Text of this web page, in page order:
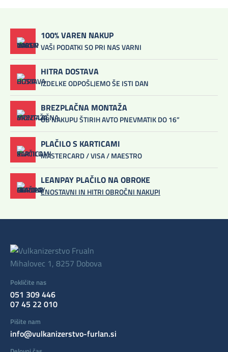
100% VAREN NAKUP
VAŠI PODATKI SO PRI NAS VARNI
HITRA DOSTAVA
IZDELKE ODPOŠLJEMO ŠE ISTI DAN
BREZPLAČNA MONTAŽA
OB NAKUPU ŠTIRIH AVTO PNEVMATIK DO 16”
PLAČILO S KARTICAMI
MASTERCARD / VISA / MAESTRO
LEANPAY PLAČILO NA OBROKE
ENOSTAVNI IN HITRI OBROČNI NAKUPI
Mihalovec 1, 8257 Dobova
Pokličite nas
051 309 446
07 45 22 010
Pišite nam
info@vulkanizerstvo-furlan.si